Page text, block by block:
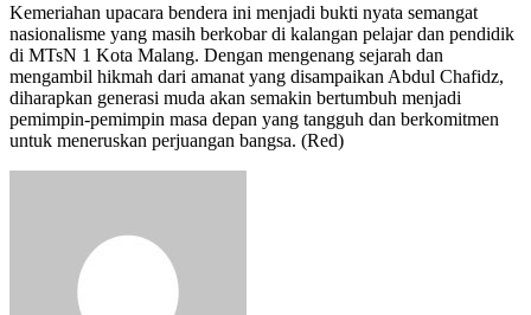
Kemeriahan upacara bendera ini menjadi bukti nyata semangat
nasionalisme yang masih berkobar di kalangan pelajar dan pendidik
di MTsN 1 Kota Malang. Dengan mengenang sejarah dan
mengambil hikmah dari amanat yang disampaikan Abdul Chafidz,
diharapkan generasi muda akan semakin bertumbuh menjadi
pemimpin-pemimpin masa depan yang tangguh dan berkomitmen
untuk meneruskan perjuangan bangsa. (Red)